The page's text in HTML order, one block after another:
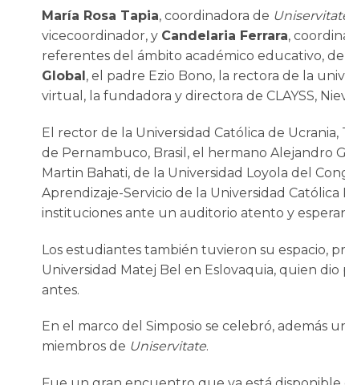
María Rosa Tapia, coordinadora de
vicecoordinador, y Candelaria Ferrara,
referentes del ámbito académico educativo,
Global, el padre Ezio Bono, la rectora de la
virtual, la fundadora y directora de CLAYSS,
El rector de la Universidad Católica de
de Pernambuco, Brasil, el hermano Alejandro
Martin Bahati, de la Universidad Loyola del
Aprendizaje-Servicio de la Universidad
instituciones ante un auditorio atento y
Los estudiantes también tuvieron su espacio,
Universidad Matej Bel en Eslovaquia, quien
antes.
En el marco del Simposio se celebró, además
miembros de Uniservitate.